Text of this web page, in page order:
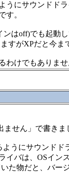
うにサウンドド
す。
ンはoff)でも起動
すがXPだと今ま
わけでもありませ
ません」で書きま
うにサウンドド
イバは、OSイ
た物だと、バー